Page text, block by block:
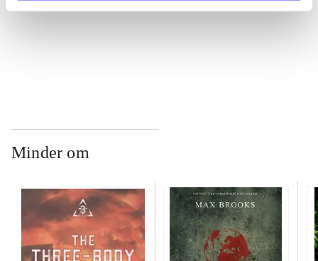
Minder om